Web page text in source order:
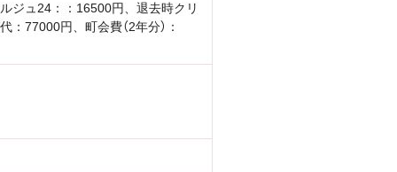
ジュ24：：16500円、退去時クリ
：77000円、町会費（2年分）：